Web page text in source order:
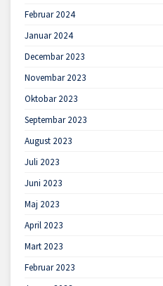
Februar 2024
Januar 2024
Decembar 2023
Novembar 2023
Oktobar 2023
Septembar 2023
August 2023
Juli 2023
Juni 2023
Maj 2023
April 2023
Mart 2023
Februar 2023